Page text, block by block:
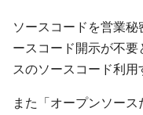
ソースコードを営業
ースコード開示が不
スのソースコード利用
また「オープンソー